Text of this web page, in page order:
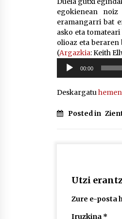
egokienean
eramangarri bat
asko eta
olioaz eta
(Argazkia: Keith
Soinu
erreproduzigailua
00:00
Deskargatuhemen
Posted in
Utzi
Zure e-posta
Iruzkina *